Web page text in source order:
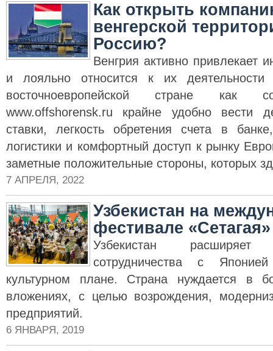
Как открыть
венгерской
Россию?
Венгрия активно привлекает
и лояльно относится к их
восточноевропейской стране как
www.offshorensk.ru крайне удобно вести
ставки, легкость обретения счета в
логистики и комфортный доступ к рынку
заметные положительные стороны, которых
7 АПРЕЛЯ, 2022
Узбекистан на
фестивале
Узбекистан
сотрудничества с
культурном плане. Страна нуждается в
вложениях, с целью возрождения,
предприятий.
6 ЯНВАРЯ, 2019